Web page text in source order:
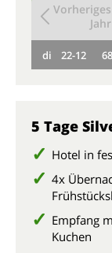
Vorheriges
Jahr
di 22-12
5 Tage
Hotel in
4x
Empfang
Kuchen